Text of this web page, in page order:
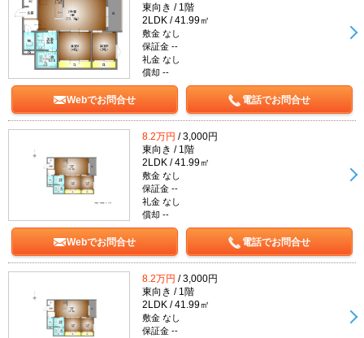
東向き / 1階
2LDK / 41.99㎡
敷金 なし
保証金 --
礼金 なし
償却 --
Webでお問合せ 電話でお問合せ
8.2万円 / 3,000円
東向き / 1階
2LDK / 41.99㎡
敷金 なし
保証金 --
礼金 なし
償却 --
Webでお問合せ 電話でお問合せ
8.2万円 / 3,000円
東向き / 1階
2LDK / 41.99㎡
敷金 なし
保証金 --